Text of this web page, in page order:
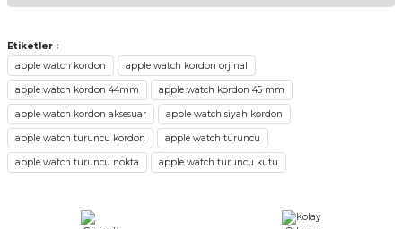
whatsaptan hemde site üstünden çok
yardımcı oldular hızlı ve keyifli bi
alışveriş oldu özellikle bekledigimden
iyi bir ürün geldi fiyatına göre mütiş
kaliteli
Serdar Keskin | 19/05/2026
gerçekten çok kaliteil ürün geldi bu
doğru belirleyip kaliteyi sorun
Etiketler :
apple watch kordon
apple watch kordon orjinal
apple watch kordon 44mm apple watch kordon 45 mm
apple watch kordon aksesuar apple watch siyah kordon
apple watch turuncu kordon apple watch turuncu
apple watch turuncu nokta apple watch turuncu kutu